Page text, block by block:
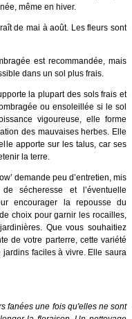
même en hiver.
de mai à août. Les fleurs sont
est recommandée, mais
dans un sol plus frais.
la plupart des sols frais et
ou ensoleillée si le sol
vigoureuse, elle forme
des mauvaises herbes. Elle
apporte sur les talus, car ses
la terre.
demande peu d’entretien, mis
sécheresse et l’éventuelle
encourager la repousse du
choix pour garnir les rocailles,
Que vous souhaitiez
de votre parterre, cette variété
faciles à vivre. Elle saura
fanées une fois qu'elles ne sont